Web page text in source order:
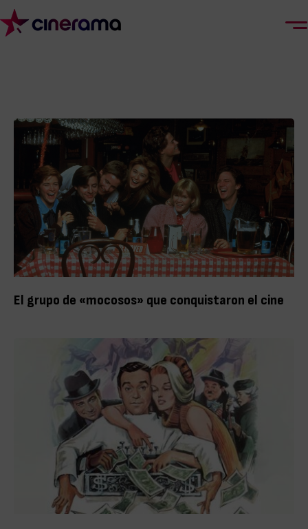
El grupo de «mocosos» que conquistaron el cine